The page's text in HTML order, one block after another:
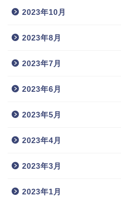
2023年10月
2023年8月
2023年7月
2023年6月
2023年5月
2023年4月
2023年3月
2023年1月